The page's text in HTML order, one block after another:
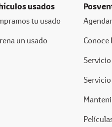
usados
tu usado
un usado
Conoce